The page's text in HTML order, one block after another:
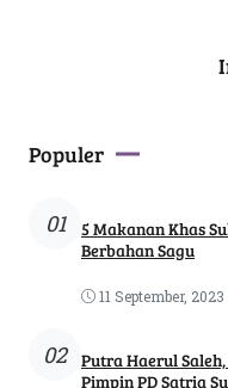
Populer
01
5 Makanan Khas
Berbahan Sagu
11 September, 2023
02
Putra Haerul
Pimpin PD Satria